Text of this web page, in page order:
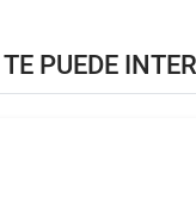
TE PUEDE